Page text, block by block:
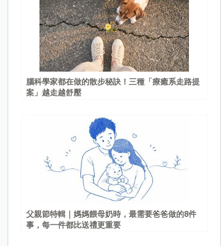
腦科學家都在做的散步秘訣！三種「療癒系走路提
案」越走越舒壓
父親節特輯｜媽媽餵母奶時，最需要爸爸做的8件
事，每一件都比送禮更重要